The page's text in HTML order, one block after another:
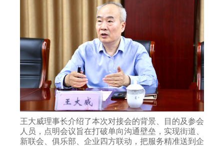
王大威理事长介绍了本次对接会的背景、目的及参会
人员，点明会议旨在打破单向沟通壁垒，实现街道、
新联会、俱乐部、企业四方联动，把服务精准送到企